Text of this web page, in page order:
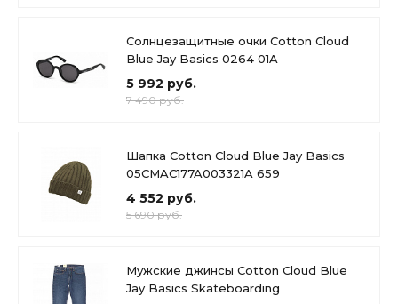
Солнцезащитные очки Cotton Cloud
Blue Jay Basics 0264 01A
5 992 руб.
7 490 руб.
Шапка Cotton Cloud Blue Jay Basics
05CMAC177A003321A 659
4 552 руб.
5 690 руб.
Мужские джинсы Cotton Cloud Blue
Jay Basics Skateboarding